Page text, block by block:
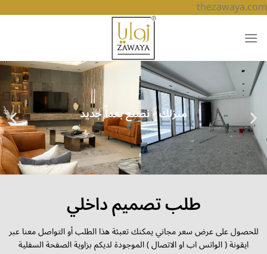
thezawaya.com
طلب تصميم داخلي
للحصول على عرض سعر مجاني يمكنك تعبئة هذا الطلب أو التواصل معنا عبر
ايقونة ( الواتس اب او الاتصال ) الموجودة لديكم بزاوية الصفحة السفلية